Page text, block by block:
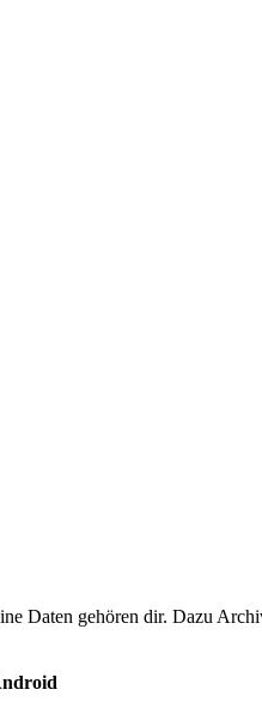
Daten gehören dir. Dazu